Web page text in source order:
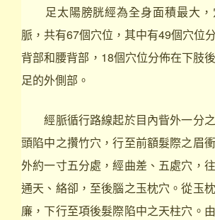
足太陽膀胱經為全身面積最大，
脈，共有67個穴位，其中有49個穴位
背部和腰背部，18個穴位分佈在下肢
足的外側部。
經脈循行路線起於目內眥外一分之
頭陷中之攢竹穴，行至前額髮際之眉
外約一寸五分處，經曲差、五處穴，
通天、絡卻，至後腦之玉枕穴。從玉
廉，下行至項後髮際陷中之天柱穴。